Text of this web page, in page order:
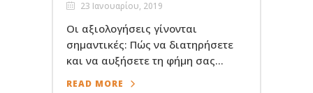
23 Ιανουαρίου, 2019
Οι αξιολογήσεις γίνονται
σημαντικές: Πώς να διατηρήσετε
και να αυξήσετε τη φήμη σας...
READ MORE